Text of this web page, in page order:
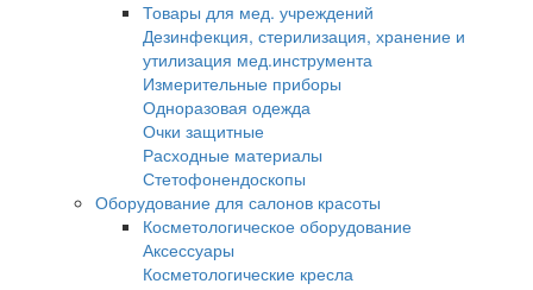
Товары для мед. учреждений
Дезинфекция, стерилизация, хранение и
утилизация мед.инструмента
Измерительные приборы
Одноразовая одежда
Очки защитные
Расходные материалы
Стетофонендоскопы
Оборудование для салонов красоты
Косметологическое оборудование
Аксессуары
Косметологические кресла